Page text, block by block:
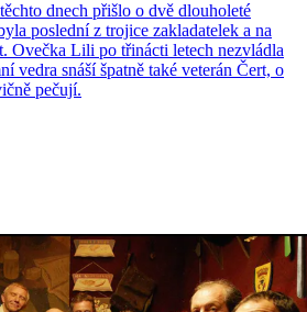
dnech přišlo o dvě dlouholeté
poslední z trojice zakladatelek a na
Ovečka Lili po třinácti letech nezvládla
vedra snáší špatně také veterán Čert, o
pečují.